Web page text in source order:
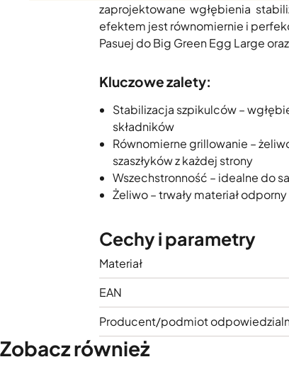
zaprojektowane wgłębienia
efektem jest równomiernie i
Pasuej do Big Green Egg Large
Kluczowe zalety:
Stabilizacja szpikulców –
składników
Równomierne grillowanie –
szaszłyków z każdej strony
Wszechstronność – idealne do
Żeliwo – trwały materiał
Cechy i parametry
Materiał
EAN
Producent/podmiot
Zobacz również